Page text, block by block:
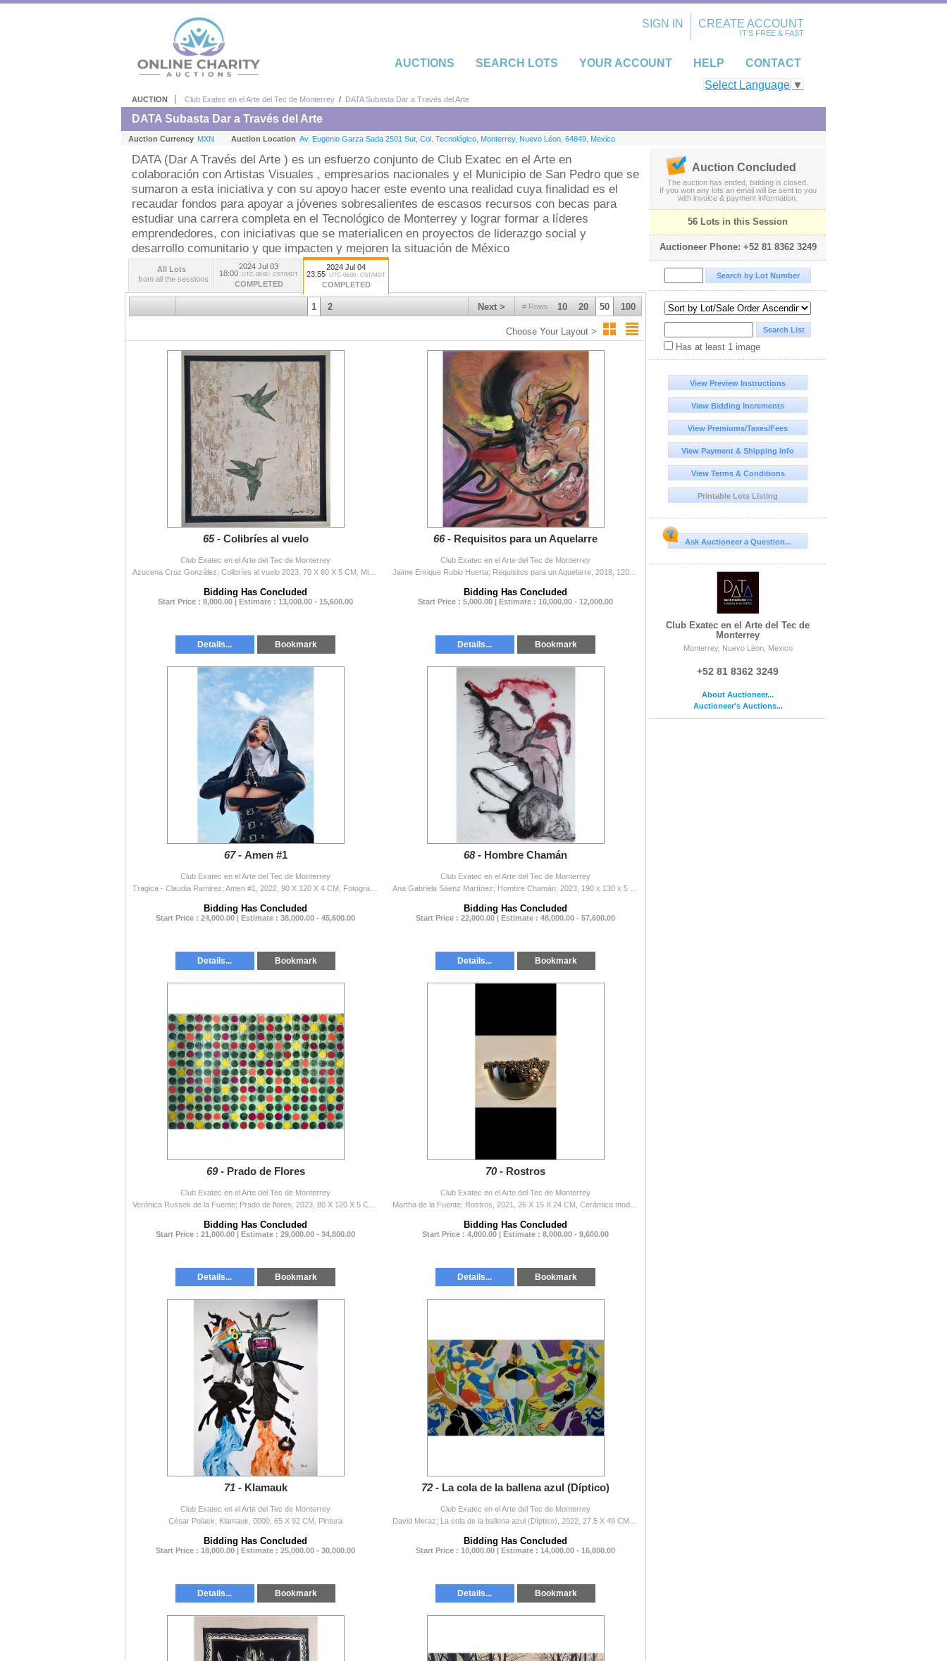
Select Language ▼
SIGN IN CREATE ACCOUNT
IT'S FREE & FAST
HELP CONTACT
AUCTIONS SEARCH LOTS YOUR ACCOUNT
AUCTION Club Exatec en el Arte del Tec de Monterrey / DATA Subasta Dar a Través del Arte
DATA Subasta Dar a Través del Arte
Auction Currency MXN Auction Location Av. Eugenio Garza Sada 2501 Sur, Col. Tecnológico Monterrey, Nuevo Léon 64849 Mexico
DATA (Dar A Través del Arte ) es un esfuerzo conjunto de Club Exatec en el Arte en
colaboración con Artistas Visuales , empresarios nacionales y el Municipio de San Pedro que se
sumaron a esta iniciativa y con su apoyo hacer este evento una realidad cuya finalidad es el
recaudar fondos para apoyar a jóvenes sobresalientes de escasos recursos con becas para
estudiar una carrera completa en el Tecnológico de Monterrey y lograr formar a líderes
emprendedores, con iniciativas que se materialicen en proyectos de liderazgo social y
desarrollo comunitario y que impacten y mejoren la situación de México
All Lots
from all the sessions
2024 Jul 03
18:00 UTC-06:00 : CST/MDT
COMPLETED
2024 Jul 04
23:55 UTC-06:00 : CST/MDT
COMPLETED
# Rows 10 20 50 100
Next >
1 2
Choose Your Layout >
65 - Colibríes al vuelo
Club Exatec en el Arte del Tec de Monterrey
Bidding Has Concluded
Start Price : 8,000.00 | Estimate : 13,000.00 - 15,600.00
Details... Bookmark
66 - Requisitos para un Aquelarre
Club Exatec en el Arte del Tec de Monterrey
Bidding Has Concluded
Start Price : 5,000.00 | Estimate : 10,000.00 - 12,000.00
Details... Bookmark
67 - Amen #1
Club Exatec en el Arte del Tec de Monterrey
Bidding Has Concluded
Start Price : 24,000.00 | Estimate : 38,000.00 - 45,600.00
Details... Bookmark
68 - Hombre Chamán
Club Exatec en el Arte del Tec de Monterrey
Bidding Has Concluded
Start Price : 22,000.00 | Estimate : 48,000.00 - 57,600.00
Details... Bookmark
69 - Prado de Flores
Club Exatec en el Arte del Tec de Monterrey
Bidding Has Concluded
Start Price : 21,000.00 | Estimate : 29,000.00 - 34,800.00
Details... Bookmark
70 - Rostros
Club Exatec en el Arte del Tec de Monterrey
Bidding Has Concluded
Start Price : 4,000.00 | Estimate : 8,000.00 - 9,600.00
Details... Bookmark
71 - Klamauk
Club Exatec en el Arte del Tec de Monterrey
César Polack; Klamauk, 0000, 65 X 92 CM, Pintura
Bidding Has Concluded
Start Price : 18,000.00 | Estimate : 25,000.00 - 30,000.00
Details... Bookmark
72 - La cola de la ballena azul (Díptico)
Club Exatec en el Arte del Tec de Monterrey
Bidding Has Concluded
Start Price : 10,000.00 | Estimate : 14,000.00 - 16,800.00
Details... Bookmark
Auction Concluded
The auction has ended, bidding is closed.
If you won any lots an email will be sent to you
with invoice & payment information.
56 Lots in this Session
Auctioneer Phone: +52 81 8362 3249
Has at least 1 image
View Preview Instructions
View Bidding Increments
View Premiums/Taxes/Fees
View Payment & Shipping Info
View Terms & Conditions
Printable Lots Listing
Ask Auctioneer a Question...
Club Exatec en el Arte del Tec de
Monterrey
Monterrey, Nuevo Léon, Mexico
+52 81 8362 3249
About Auctioneer...
Auctioneer's Auctions...